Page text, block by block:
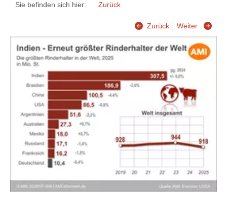
Sie befinden sich hier: Zurück
Zurück Weiter